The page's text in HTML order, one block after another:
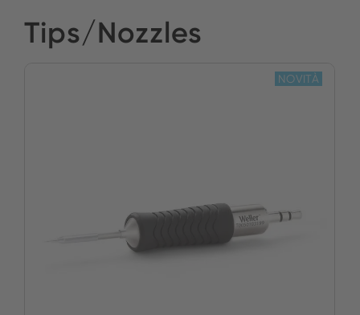
Tips/Nozzles
NOVITÀ